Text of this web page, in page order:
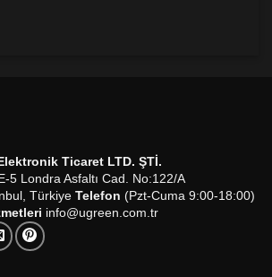
Ticaret LTD. ŞTİ.
5 Londra Asfaltı Cad. No:122/A
Türkiye Telefon (Pzt-Cuma 9:00-18:00)
info@ugreen.com.tr